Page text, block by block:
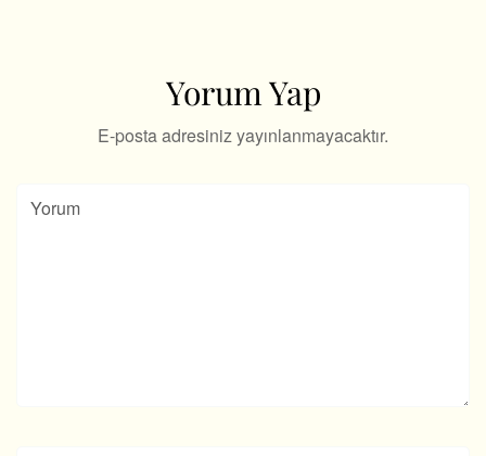
Yorum Yap
E-posta adresiniz yayınlanmayacaktır.